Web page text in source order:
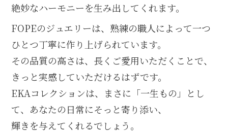
絶妙なハーモニーを生み出してくれます。
FOPEのジュエリーは、熟練の職人によって一つ
ひとつ丁寧に作り上げられています。
その品質の高さは、長くご愛用いただくことで、
きっと実感していただけるはずです。
EKAコレクションは、まさに「一生もの」とし
て、あなたの日常にそっと寄り添い、
輝きを与えてくれるでしょう。